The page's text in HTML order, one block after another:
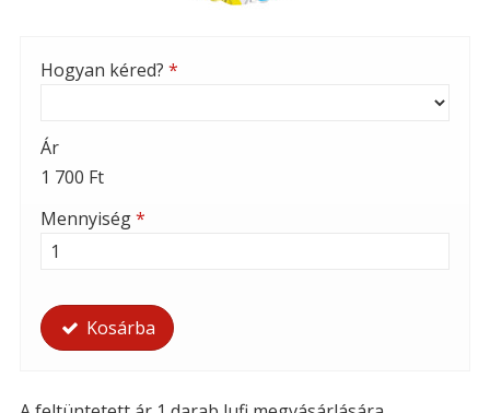
Hogyan kéred? *
Ár
1 700 Ft
Mennyiség*
Kosárba